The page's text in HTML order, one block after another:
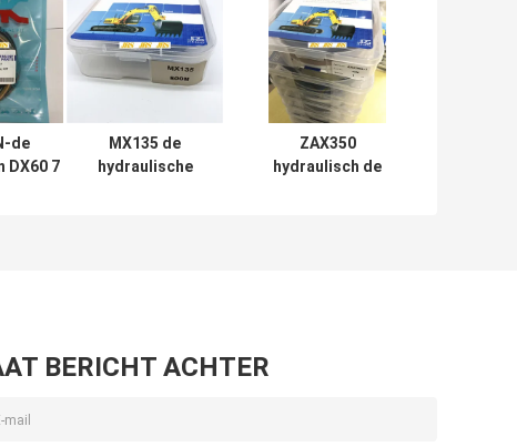
de
DX60 7
MX135 de
hydraulische
ZAX350
hydraulisch de
BERICHT ACHTER